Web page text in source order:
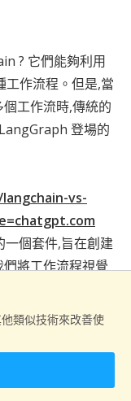
待快速跨入 AI
最短時間內掌
地講解
於實際專案開
親手開發企業
據分析平台
重的實務能力。
應用的完整技
價值，同時也
立即報名，
培訓 #企業
類似技術來改善使
? 它們能夠利用
工作流程。但是,當
工作流時,傳統的
登場的
vs-
個套件,旨在創建
將工作流程視覺
能力。讓我們一